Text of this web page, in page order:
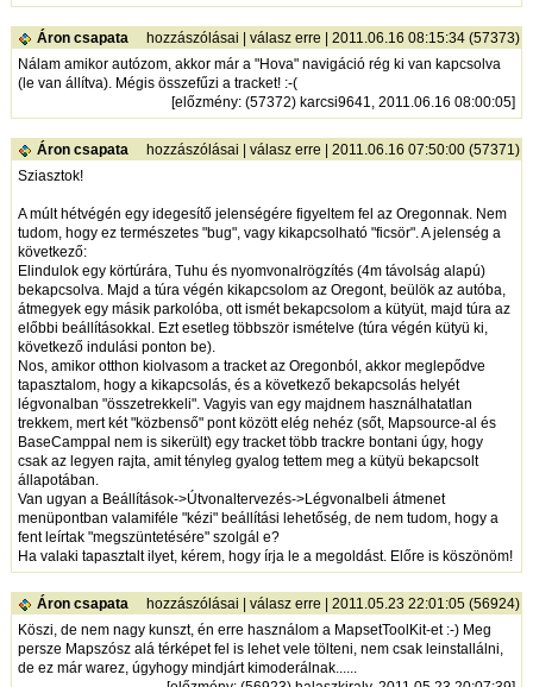
Áron csapata hozzászólásai |válasz erre | 2011.06.16 08:15:34 (57373)
Nálam amikor autózom, akkor már a "Hova" navigáció rég ki van kapcsolva
(le van állítva). Mégis összefűzi a tracket! :-(
[előzmény: (57372) karcsi9641, 2011.06.16 08:00:05]
Áron csapata hozzászólásai |válasz erre | 2011.06.16 07:50:00 (57371)
Sziasztok!
A múlt hétvégén egy idegesítő jelenségére figyeltem fel az Oregonnak. Nem
tudom, hogy ez természetes "bug", vagy kikapcsolható "ficsör". A jelenség a
következő:
Elindulok egy körtúrára, Tuhu és nyomvonalrögzítés (4m távolság alapú)
bekapcsolva. Majd a túra végén kikapcsolom az Oregont, beülök az autóba,
átmegyek egy másik parkolóba, ott ismét bekapcsolom a kütyüt, majd túra az
előbbi beállításokkal. Ezt esetleg többször ismételve (túra végén kütyü ki,
következő indulási ponton be).
Nos, amikor otthon kiolvasom a tracket az Oregonból, akkor meglepődve
tapasztalom, hogy a kikapcsolás, és a következő bekapcsolás helyét
légvonalban "összetrekkeli". Vagyis van egy majdnem használhatatlan
trekkem, mert két "közbenső" pont között elég nehéz (sőt, Mapsource-al és
BaseCamppal nem is sikerült) egy tracket több trackre bontani úgy, hogy
csak az legyen rajta, amit tényleg gyalog tettem meg a kütyü bekapcsolt
állapotában.
Van ugyan a Beállítások->Útvonaltervezés->Légvonalbeli átmenet
menüpontban valamiféle "kézi" beállítási lehetőség, de nem tudom, hogy a
fent leírtak "megszüntetésére" szolgál e?
Ha valaki tapasztalt ilyet, kérem, hogy írja le a megoldást. Előre is köszönöm!
Áron csapata hozzászólásai |válasz erre | 2011.05.23 22:01:05 (56924)
Köszi, de nem nagy kunszt, én erre használom a MapsetToolKit-et :-) Meg
persze Mapszósz alá térképet fel is lehet vele tölteni, nem csak leinstallálni,
de ez már warez, úgyhogy mindjárt kimoderálnak......